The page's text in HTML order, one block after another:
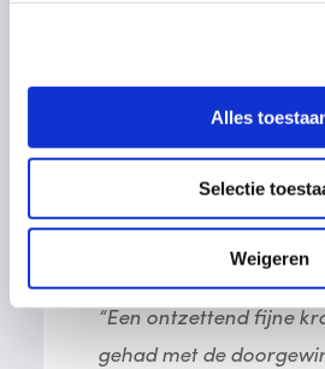
Alles
Selectie
Weigeren
“Een ontzettend fijne
gehad met de